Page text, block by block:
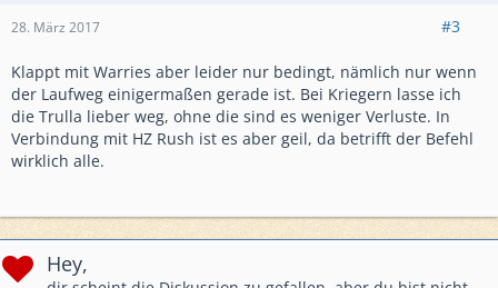
28. März 2017 #3
Klappt mit Warries aber leider nur bedingt, nämlich nur wenn
der Laufweg einigermaßen gerade ist. Bei Kriegern lasse ich
die Trulla lieber weg, ohne die sind es weniger Verluste. In
Verbindung mit HZ Rush ist es aber geil, da betrifft der Befehl
wirklich alle.
Hey,